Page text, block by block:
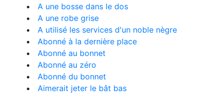
A une bosse dans le dos
A une robe grise
A utilisé les services d'un noble nègre
Abonné à la dernière place
Abonné au bonnet
Abonné au zéro
Abonné du bonnet
Aimerait jeter le bât bas